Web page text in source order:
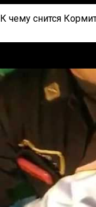
К чему снится